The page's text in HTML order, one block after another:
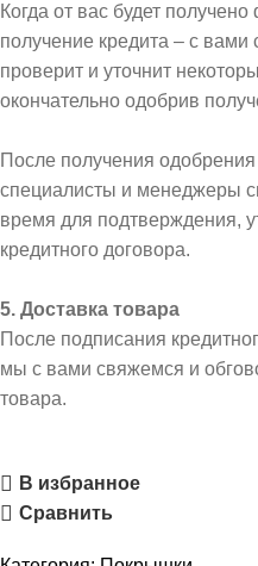
Когда от вас будет
получение кредита – с вами
проверит и уточнит
окончательно одобрив
После получения
специалисты и менеджеры
время для подтверждения,
кредитного договора.
5. Доставка товара
После подписания
мы с вами свяжемся и
товара.
В избранное
Сравнить